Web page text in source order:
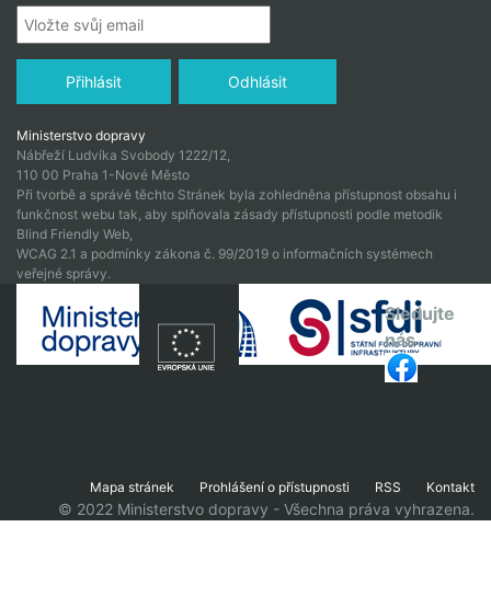
Ministerstvo dopravy
Nábřeží Ludvíka Svobody 1222/12,
110 00 Praha 1-Nové Město
Při tvorbě a správě těchto Stránek byla zohledněna přístupnost obsahu i
funkčnost webu tak, aby splňovala zásady přístupnosti podle metodik
Blind Friendly Web,
WCAG 2.1 a podmínky zákona č. 99/2019 o informačních systémech
veřejné správy.
Sledujte
nás
Mapa stránek Prohlášení o přístupnosti RSS Kontakt
© 2022 Ministerstvo dopravy - Všechna práva vyhrazena.